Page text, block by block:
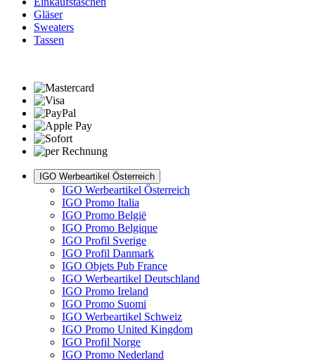
Gläser
Sweaters
Tassen
IGO Werbeartikel Österreich
IGO Werbeartikel Österreich
IGO Promo Italia
IGO Promo België
IGO Promo Belgique
IGO Profil Sverige
IGO Profil Danmark
IGO Objets Pub France
IGO Werbeartikel Deutschland
IGO Promo Ireland
IGO Promo Suomi
IGO Werbeartikel Schweiz
IGO Promo United Kingdom
IGO Profil Norge
IGO Promo Nederland